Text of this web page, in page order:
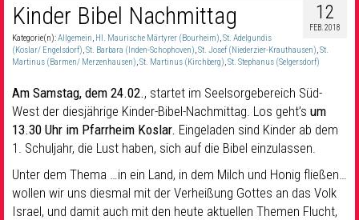
1 Pfarrei
16 Gemeinden & mehr
Sakramente & Feste
Gemeinschaft & Soziales
Musik& Kultur
Seelsorge & Kontakt
12
FEB. 2018
Kinder Bibel Nachmittag
Kategorie(n):Allgemein, Hl. Maurische Märtyrer (Bourheim),St. Adelgundis
(Koslar/ Engelsdorf),St. Barbara (Inden-Schophoven),St. Josef (Niederzier-Krauthausen),St.
Martinus (Barmen/ Merzenhausen),St. Martinus (Kirchberg),St. Stephanus (Selgersdorf)
Am Samstag, dem 24.02., startet im Seelsorgebereich Süd-
West der diesjährige Kinder-Bibel-Nachmittag. Los geht’s um
13.30 Uhr im Pfarrheim Koslar. Eingeladen sind Kinder ab dem
1. Schuljahr, die Lust haben, sich auf die Bibel einzulassen.
Unter dem Thema …in ein Land, in dem Milch und Honig fließen…
wollen wir uns diesmal mit der Verheißung Gottes an das Volk
Israel, und damit auch mit den heute aktuellen Themen Flucht,